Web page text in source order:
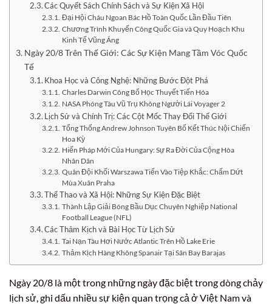
Các Quyết Sách Chính Sách và Sự Kiện Xã Hội
Đại Hội Cháu Ngoan Bác Hồ Toàn Quốc Lần Đầu Tiên
Chương Trình Khuyến Công Quốc Gia và Quy Hoạch Khu
Kinh Tế Vũng Áng
Ngày 20/8 Trên Thế Giới: Các Sự Kiện Mang Tầm Vóc Quốc
Tế
Khoa Học và Công Nghệ: Những Bước Đột Phá
Charles Darwin Công Bố Học Thuyết Tiến Hóa
NASA Phóng Tàu Vũ Trụ Không Người Lái Voyager 2
Lịch Sử và Chính Trị: Các Cột Mốc Thay Đổi Thế Giới
Tổng Thống Andrew Johnson Tuyên Bố Kết Thúc Nội Chiến
Hoa Kỳ
Hiến Pháp Mới Của Hungary: Sự Ra Đời Của Cộng Hòa
Nhân Dân
Quân Đội Khối Warszawa Tiến Vào Tiệp Khắc: Chấm Dứt
Mùa Xuân Praha
Thể Thao và Xã Hội: Những Sự Kiện Đặc Biệt
Thành Lập Giải Bóng Bầu Dục Chuyên Nghiệp National
Football League (NFL)
Các Thảm Kịch và Bài Học Từ Lịch Sử
Tai Nạn Tàu Hơi Nước Atlantic Trên Hồ Lake Erie
Thảm Kịch Hàng Không Spanair Tại Sân Bay Barajas
Ngày 20/8 là một trong những ngày đặc biệt trong dòng chảy
lịch sử, ghi dấu nhiều sự kiện quan trọng cả ở Việt Nam và